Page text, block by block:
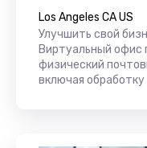
Los Angeles CA US
Улучшить свой
Виртуальный офис
физический
включая обработку